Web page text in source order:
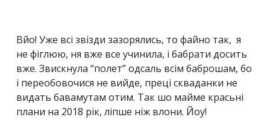
Вйо! Уже всі звізди зазорялись, то файно так, я
не фіглюю, ня вже все учинила, і бабрати досить
вже. Звискнула “полет” одсаль всім баброшам, бо
і переобовочися не вийде, преці скваданки не
видать бавамутам отим. Так шо майме красьні
плани на 2018 рік, ліпше ніж влони. Йоу!